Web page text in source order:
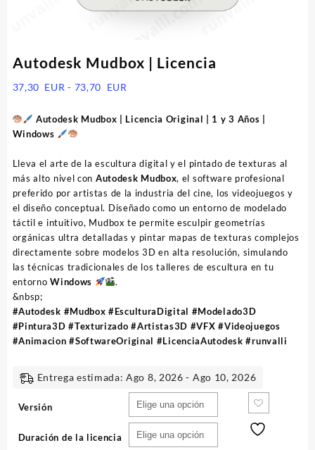
Autodesk Mudbox | Licencia
37,30 EUR - 73,70 EUR
precios:
EUR
hasta
73,70
EUR
Autodesk Mudbox | Licencia Original | 1 y 3 Años |
Windows
Lleva el arte de la escultura digital y el pintado de texturas al
más alto nivel con Autodesk Mudbox, el software profesional
preferido por artistas de la industria del cine, los videojuegos y
el diseño conceptual. Diseñado como un entorno de modelado
táctil e intuitivo, Mudbox te permite esculpir geometrías
orgánicas ultra detalladas y pintar mapas de texturas complejos
directamente sobre modelos 3D en alta resolución, simulando
las técnicas tradicionales de los talleres de escultura en tu
entornoWindows
.
&nbsp;
#Autodesk #Mudbox #EsculturaDigital #Modelado3D
#Pintura3D #Texturizado #Artistas3D #VFX #Videojuegos
#Animacion #SoftwareOriginal #LicenciaAutodesk #runvalli
Entrega estimada: Ago 8, 2026 - Ago 10, 2026
Versión
Duración de la licencia